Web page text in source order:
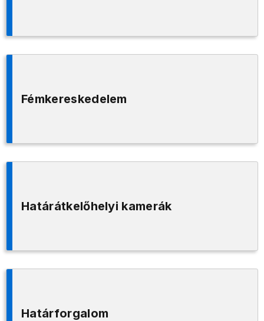
Fémkereskedelem
Határátkelőhelyi kamerák
Határforgalom